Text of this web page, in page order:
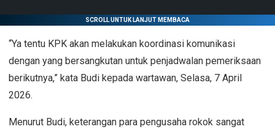
SCROLL UNTUK LANJUT MEMBACA
“Ya tentu KPK akan melakukan koordinasi komunikasi
dengan yang bersangkutan untuk penjadwalan pemeriksaan
berikutnya,” kata Budi kepada wartawan, Selasa, 7 April
2026.
Menurut Budi, keterangan para pengusaha rokok sangat